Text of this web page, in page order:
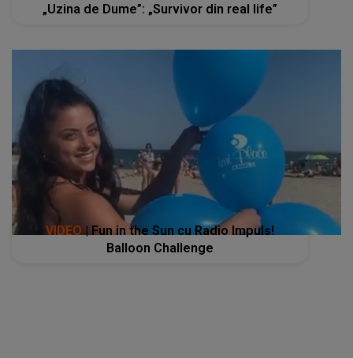
„Uzina de Dume”: „Survivor din real life”
VIDEO | Fun in the Sun cu Radio Impuls!
Balloon Challenge